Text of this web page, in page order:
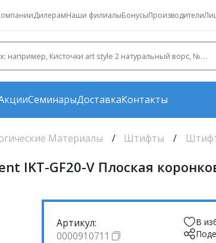
ДилерамНаши филиалыБонусыПроизводители
СеминарыДоставкаКонтакты
Материалы Штифты
IKT-GF20-V Плоская
Артикул:
0000910711
В